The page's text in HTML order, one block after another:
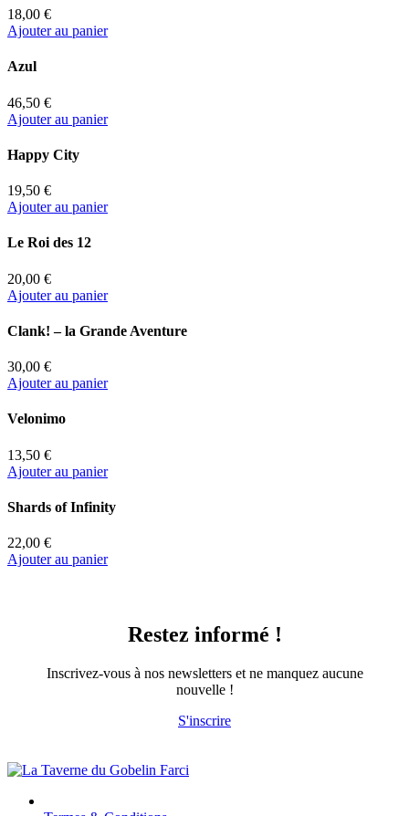
18,00 €
Ajouter au panier
Azul
46,50 €
Ajouter au panier
Happy City
19,50 €
Ajouter au panier
Le Roi des 12
20,00 €
Ajouter au panier
Clank! – la Grande Aventure
30,00 €
Ajouter au panier
Velonimo
13,50 €
Ajouter au panier
Shards of Infinity
22,00 €
Ajouter au panier
Restez informé !
Inscrivez-vous à nos newsletters et ne manquez aucune
nouvelle !
S'inscrire